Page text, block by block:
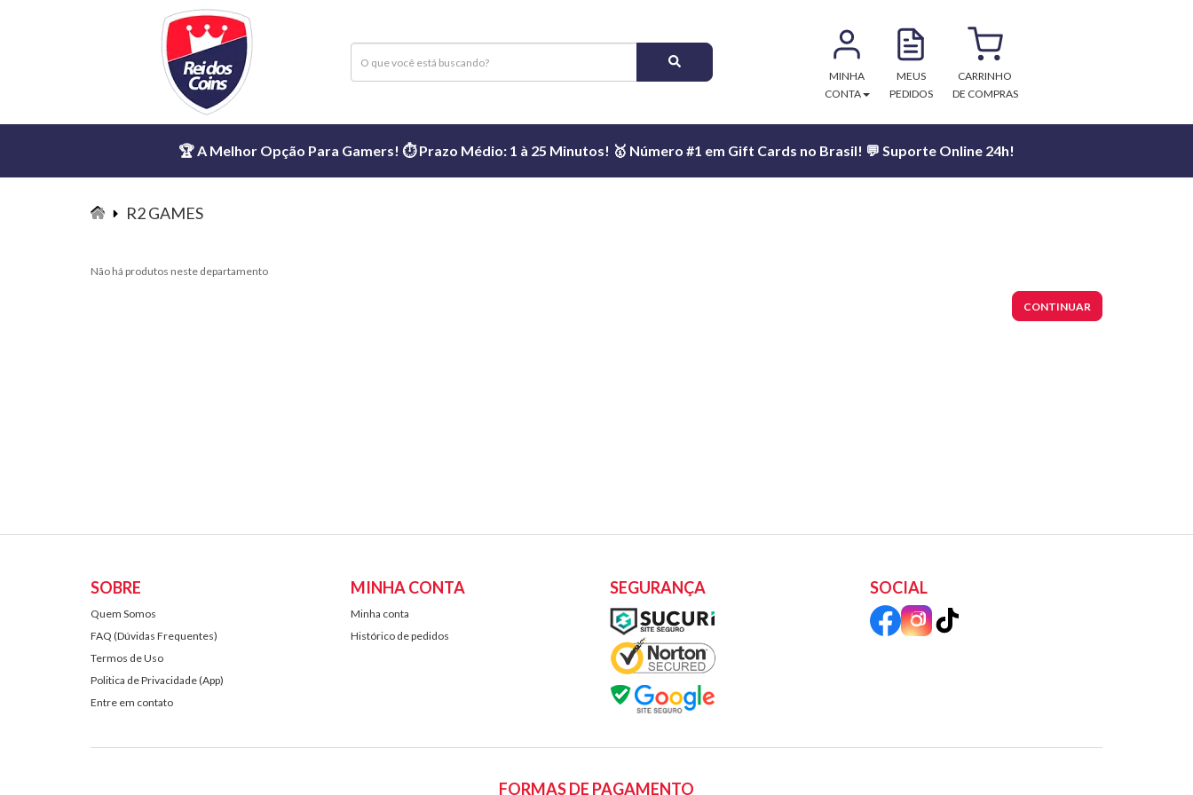
MINHA
CONTA
MEUS
PEDIDOS
CARRINHO
DE COMPRAS
🏆 A Melhor Opção Para Gamers! ⏱️ Prazo Médio: 1 à 25 Minutos! 🥇 Número #1 em Gift Cards no Brasil! 💬 Suporte Online 24h!
R2 GAMES
GAMES
Não há produtos neste departamento
CONTINUAR
SOBRE
Quem Somos
FAQ (Dúvidas Frequentes)
Termos de Uso
Politica de Privacidade (App)
Entre em contato
MINHA CONTA
Minha conta
Histórico de pedidos
SEGURANÇA SOCIAL
FORMAS DE PAGAMENTO